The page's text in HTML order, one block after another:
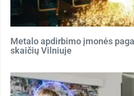
Metalo apdirbimo įmonės
skaičių Vilniuje